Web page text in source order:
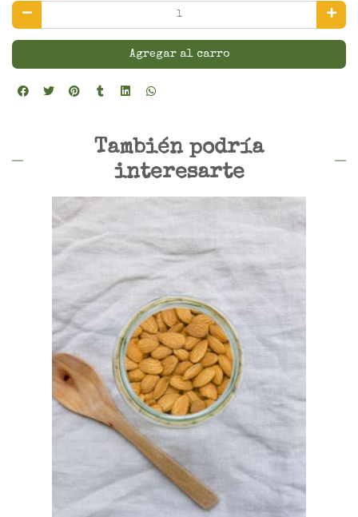
Agregar al carro
También podría
interesarte